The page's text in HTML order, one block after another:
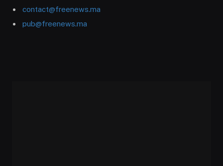
contact@freenews.ma
pub@freenews.ma